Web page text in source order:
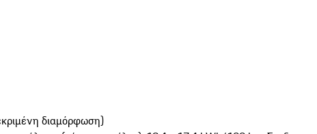
διαμόρφωση)